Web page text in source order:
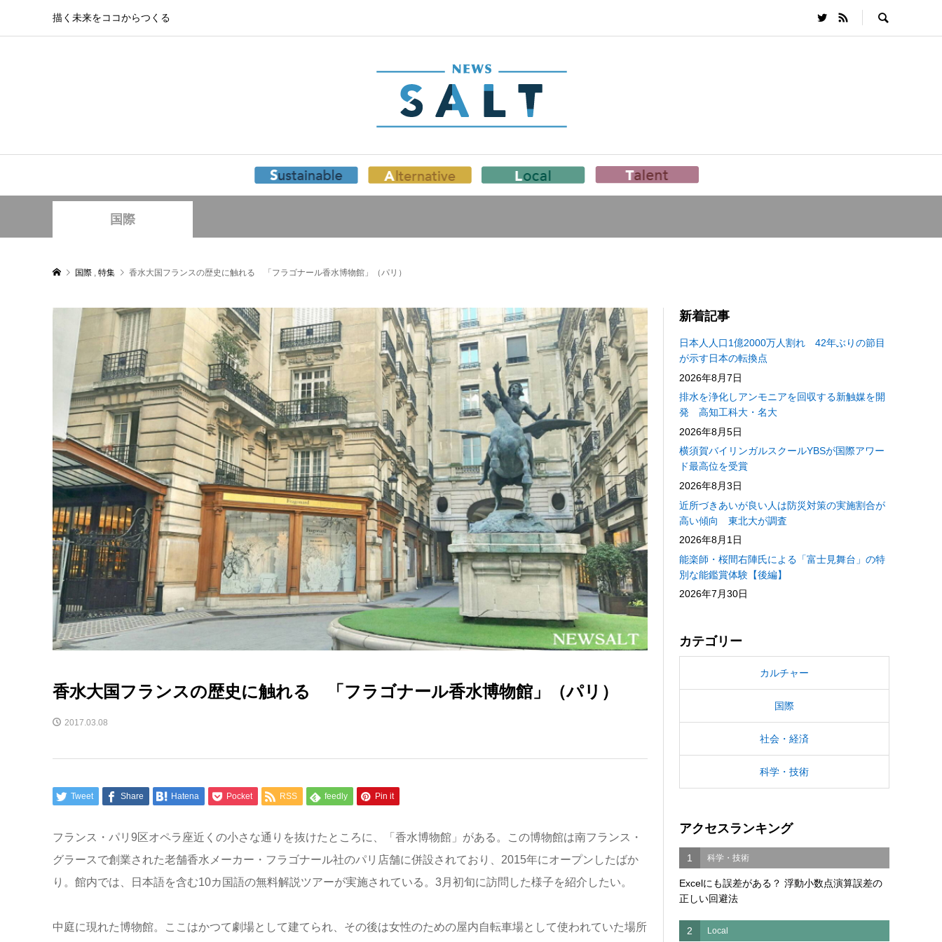
描く未来をココからつくる
国際
国際 , 特集 香水大国フランスの歴史に触れる 「フラゴナール香水博物館」（パリ）
香水大国フランスの歴史に触れる 「フラゴナール香水博物館」（パリ）
2017.03.08
Tweet Share Hatena Pocket RSS feedly Pin it
フランス・パリ9区オペラ座近くの小さな通りを抜けたところに、「香水博物館」がある。この博物館は南フランス・
グラースで創業された老舗香水メーカー・フラゴナール社のパリ店舗に併設されており、2015年にオープンしたばか
り。館内では、日本語を含む10カ国語の無料解説ツアーが実施されている。3月初旬に訪問した様子を紹介したい。
中庭に現れた博物館。ここはかつて劇場として建てられ、その後は女性のための屋内自転車場として使われていた場所
新着記事
日本人人口1億2000万人割れ 42年ぶりの節目
が示す日本の転換点
2026年8月7日
排水を浄化しアンモニアを回収する新触媒を開
発 高知工科大・名大
2026年8月5日
横須賀バイリンガルスクールYBSが国際アワー
ド最高位を受賞
2026年8月3日
近所づきあいが良い人は防災対策の実施割合が
高い傾向 東北大が調査
2026年8月1日
能楽師・桜間右陣氏による「富士見舞台」の特
別な能鑑賞体験【後編】
2026年7月30日
カテゴリー
カルチャー
国際
社会・経済
科学・技術
アクセスランキング
1 科学・技術
Excelにも誤差がある？ 浮動小数点演算誤差の
正しい回避法
2 Local